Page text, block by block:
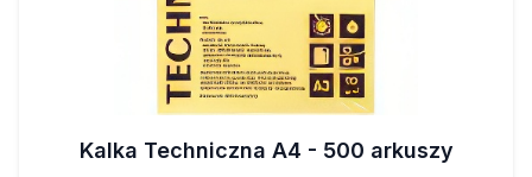
Kalka Techniczna A4 - 500 arkuszy